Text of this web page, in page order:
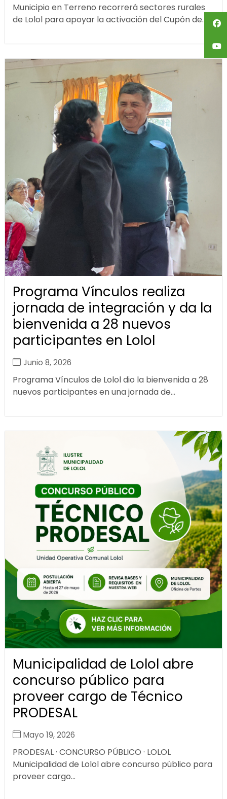
Municipio en Terreno recorrerá sectores rurales
de Lolol para apoyar la activación del Cupón de...
Programa Vínculos realiza
jornada de integración y da la
bienvenida a 28 nuevos
participantes en Lolol
Junio 8, 2026
Programa Vínculos de Lolol dio la bienvenida a 28
nuevos participantes en una jornada de...
Municipalidad de Lolol abre
concurso público para
proveer cargo de Técnico
PRODESAL
Mayo 19, 2026
PRODESAL · CONCURSO PÚBLICO · LOLOL
Municipalidad de Lolol abre concurso público para
proveer cargo...